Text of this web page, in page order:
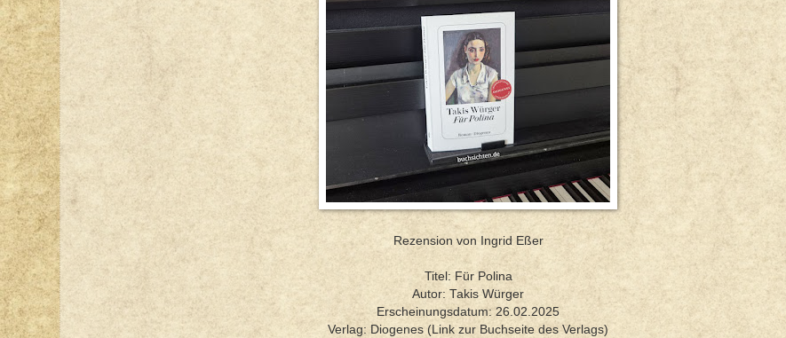
Rezension von Ingrid Eßer
Titel: Für Polina
Autor: Takis Würger
Erscheinungsdatum: 26.02.2025
Verlag: Diogenes (Link zur Buchseite des Verlags)